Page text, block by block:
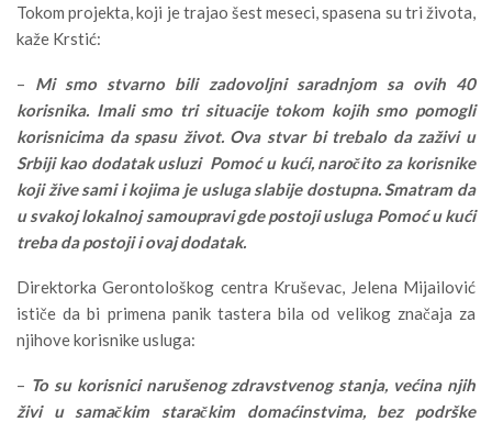
Tokom projekta, koji je trajao šest meseci, spasena su tri života,
kaže Krstić:
– Mi smo stvarno bili zadovoljni saradnjom sa ovih 40
korisnika. Imali smo tri situacije tokom kojih smo pomogli
korisnicima da spasu život. Ova stvar bi trebalo da zaživi u
Srbiji kao dodatak usluzi Pomoć u kući, naročito za korisnike
koji žive sami i kojima je usluga slabije dostupna. Smatram da
u svakoj lokalnoj samoupravi gde postoji usluga Pomoć u kući
treba da postoji i ovaj dodatak.
Direktorka Gerontološkog centra Kruševac, Jelena Mijailović
ističe da bi primena panik tastera bila od velikog značaja za
njihove korisnike usluga:
– To su korisnici narušenog zdravstvenog stanja, većina njih
živi u samačkim staračkim domaćinstvima, bez podrške